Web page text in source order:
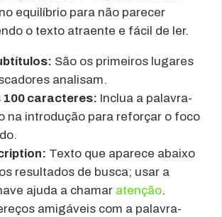
equilíbrio para não parecer
o texto atraente e fácil de ler.
São os primeiros lugares
analisam.
100 caracteres: Inclua a palavra-
na introdução para reforçar o foco
Texto que aparece abaixo
resultados de busca; usar a
ajuda a chamar atenção.
amigáveis com a palavra-